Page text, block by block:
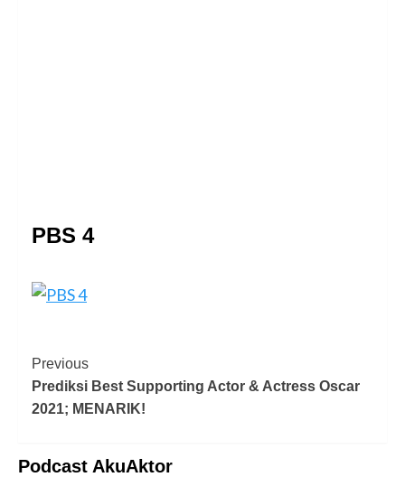
PBS 4
Previous
Prediksi Best Supporting Actor & Actress Oscar
2021; MENARIK!
Podcast AkuAktor